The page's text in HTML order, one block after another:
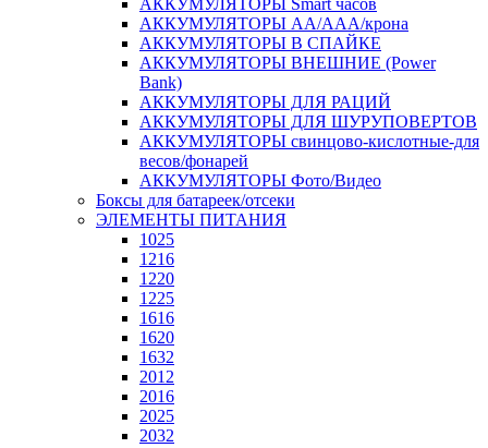
АККУМУЛЯТОРЫ Smart часов
АККУМУЛЯТОРЫ АА/ААА/крона
АККУМУЛЯТОРЫ В СПАЙКЕ
АККУМУЛЯТОРЫ ВНЕШНИЕ (Power
Bank)
АККУМУЛЯТОРЫ ДЛЯ РАЦИЙ
АККУМУЛЯТОРЫ ДЛЯ ШУРУПОВЕРТОВ
АККУМУЛЯТОРЫ свинцово-кислотные-для
весов/фонарей
АККУМУЛЯТОРЫ Фото/Видео
Боксы для батареек/отсеки
ЭЛЕМЕНТЫ ПИТАНИЯ
1025
1216
1220
1225
1616
1620
1632
2012
2016
2025
2032